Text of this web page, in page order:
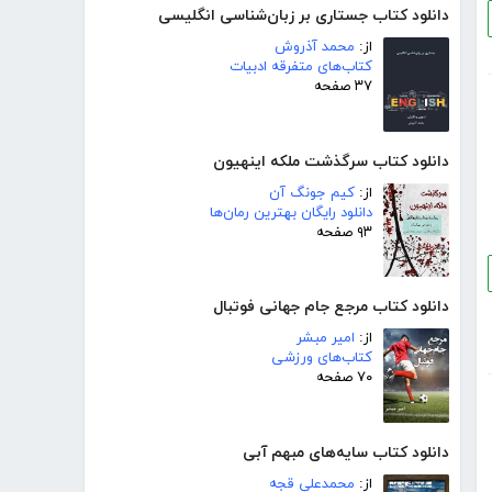
دانلود کتاب جستاری بر زبان‌شناسی انگلیسی
از: محمد آذروش
کتاب‌های متفرقه ادبیات
۳۷ صفحه
دانلود کتاب سرگذشت ملکه اینهیون
از: کیم جونگ آن
دانلود رایگان بهترین رمان‌ها
۹۳ صفحه
دانلود کتاب مرجع جام جهانی فوتبال
از: امیر مبشر
کتاب‌های ورزشی
۷۰ صفحه
دانلود کتاب سایه‌های مبهم آبی
از: محمدعلی قجه